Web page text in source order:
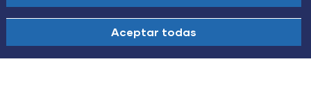
Aceptar todas